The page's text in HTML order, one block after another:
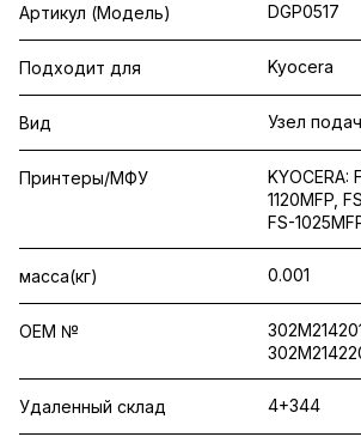
Артикул (Модель) DGP0517
Подходит для Kyocera
Вид Узел
Принтеры/МФУ
KYOCERA:
1120MFP,
FS-
масса(кг) 0.001
OEM №
Удаленный склад 4+344